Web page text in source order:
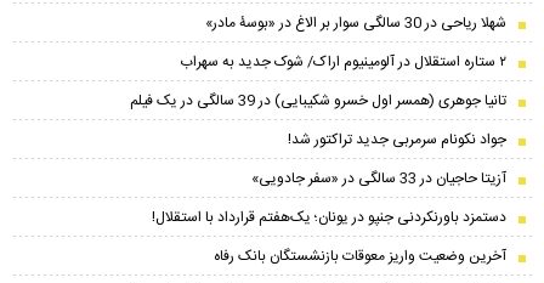
شهلا ریاحی در 30 سالگی سوار بر الاغ در «بوسۀ مادر»
۲ ستاره استقلال در آلومینیوم اراک/ شوک جدید به سهراب
تانیا جوهری (همسر اول خسرو شکیبایی) در 39 سالگی در یک فیلم
جواد نکونام سرمربی جدید تراکتور شد!
آزیتا حاجیان در 33 سالگی در «سفر جادویی»
دستمزد باورنکردنی جنپو در یونان؛ یک‌هفتم قرارداد با استقلال!
آخرین وضعیت واریز معوقات بازنشستگان بانک رفاه